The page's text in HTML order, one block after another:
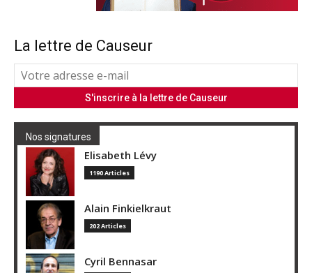
La lettre de Causeur
Nos signatures
Elisabeth Lévy
1190 Articles
Alain Finkielkraut
202 Articles
Cyril Bennasar